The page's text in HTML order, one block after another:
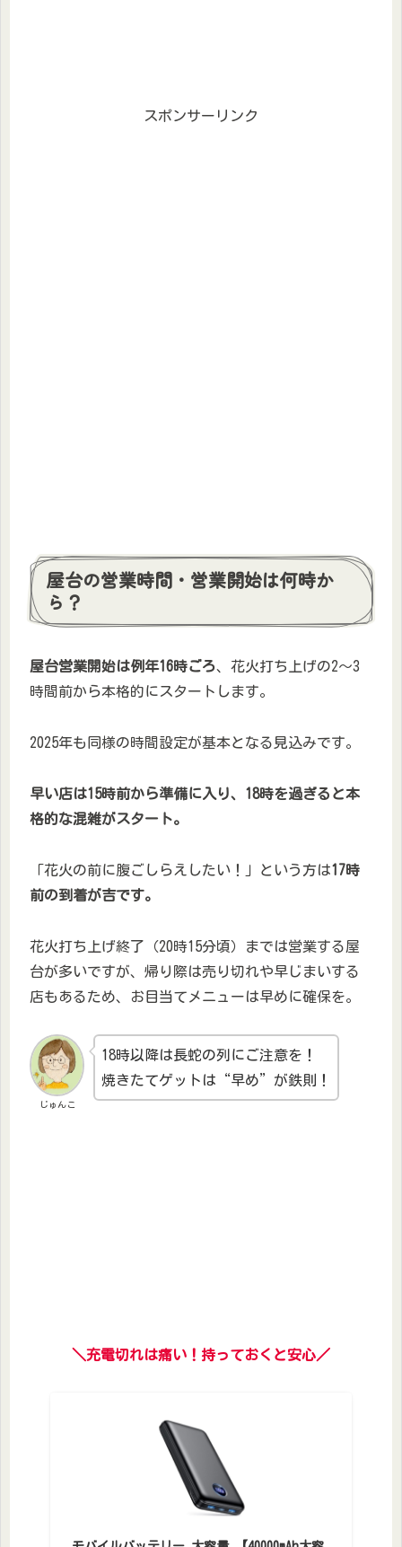
スポンサーリンク
屋台の営業時間・営業開始は何時か
ら？
屋台営業開始は例年16時ごろ、花火打ち上げの2～3
時間前から本格的にスタートします。
2025年も同様の時間設定が基本となる見込みです。
早い店は15時前から準備に入り、18時を過ぎると本
格的な混雑がスタート。
「花火の前に腹ごしらえしたい！」という方は17時
前の到着が吉です。
花火打ち上げ終了（20時15分頃）までは営業する屋
台が多いですが、帰り際は売り切れや早じまいする
店もあるため、お目当てメニューは早めに確保を。
じゅんこ
18時以降は長蛇の列にご注意を！
焼きたてゲットは“早め”が鉄則！
＼充電切れは痛い！持っておくと安心／